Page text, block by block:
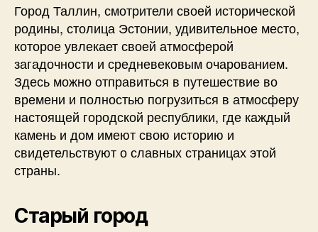
Город Таллин, смотрители своей исторической
родины, столица Эстонии, удивительное место,
которое увлекает своей атмосферой
загадочности и средневековым очарованием.
Здесь можно отправиться в путешествие во
времени и полностью погрузиться в атмосферу
настоящей городской республики, где каждый
камень и дом имеют свою историю и
свидетельствуют о славных страницах этой
страны.
Старый город